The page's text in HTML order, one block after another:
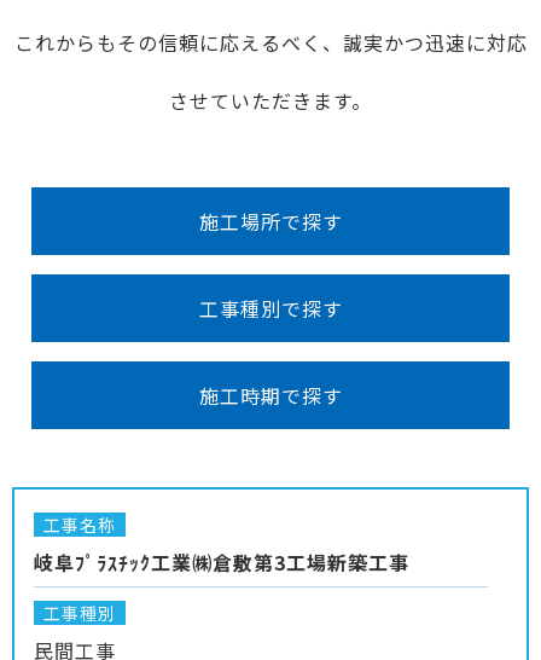
これからもその信頼に応えるべく、誠実かつ迅速に対応
させていただきます。
施工場所で探す
工事種別で探す
施工時期で探す
工事名称
岐阜ﾌﾟﾗｽﾁｯｸ工業㈱倉敷第3工場新築工事
工事種別
民間工事